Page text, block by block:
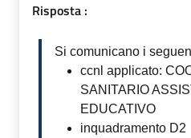
Risposta :
Si comunicano i
ccnl applicato:
SANITARIO
EDUCATIVO
inquadramento D2